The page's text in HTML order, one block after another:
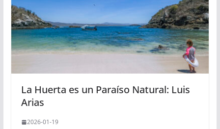
La Huerta es un Paraíso Natural: Luis
Arias
2026-01-19